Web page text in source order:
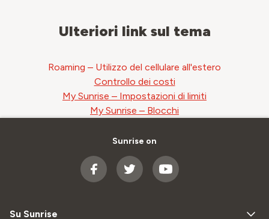
Ulteriori link sul tema
Roaming – Utilizzo del cellulare all'estero
Controllo dei costi
My Sunrise – Impostazioni di limiti
My Sunrise – Blocchi
Sunrise on
Su Sunrise